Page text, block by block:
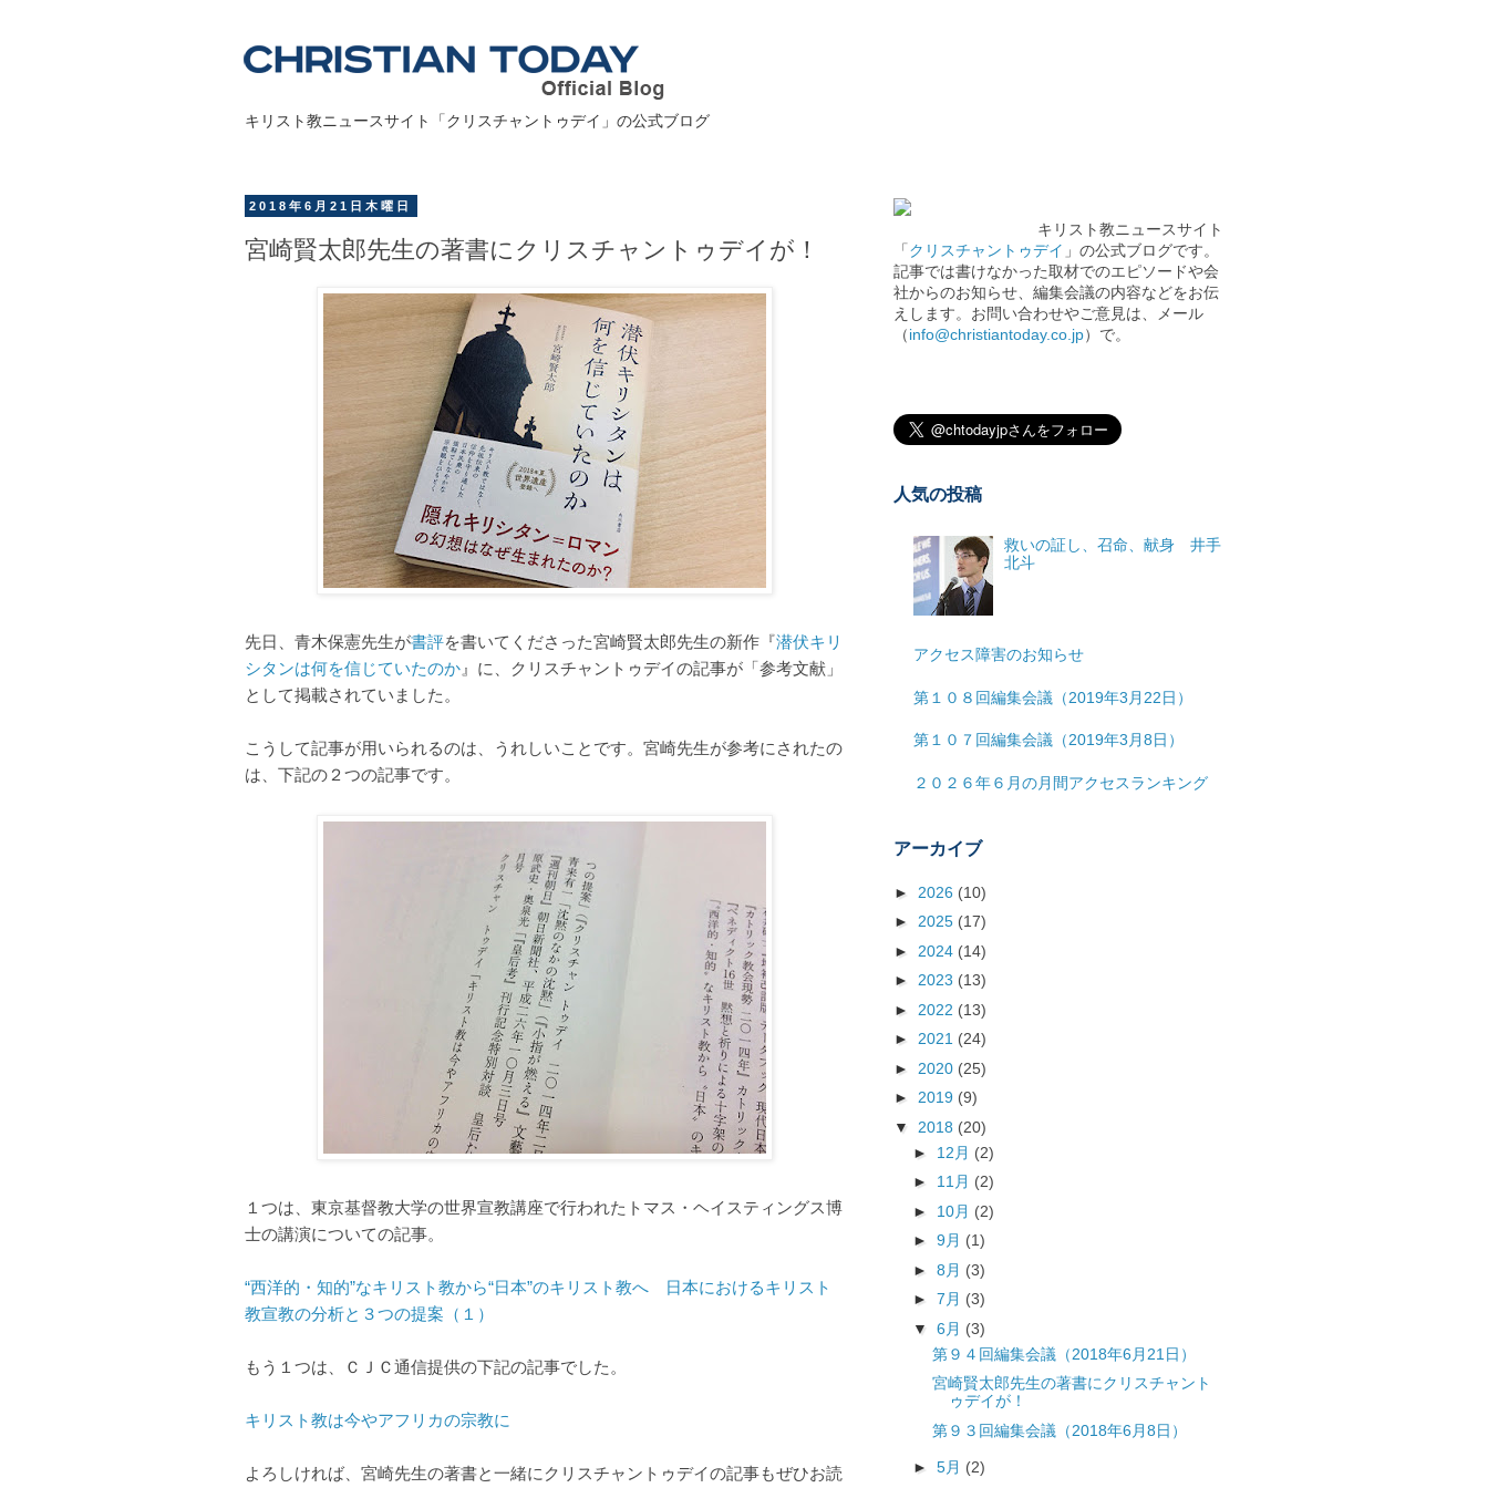
キリスト教ニュースサイト「クリスチャントゥデイ」の公式ブログ
2018年6月21日木曜日
宮崎賢太郎先生の著書にクリスチャントゥデイが！
先日、青木保憲先生が書評を書いてくださった宮崎賢太郎先生の新作『潜伏キリ
シタンは何を信じていたのか 』に、クリスチャントゥデイの記事が「参考文献」
として掲載されていました。
こうして記事が用いられるのは、うれしいことです。宮崎先生が参考にされたの
は、下記の２つの記事です。
１つは、東京基督教大学の世界宣教講座で行われたトマス・ヘイスティングス博
士の講演についての記事。
“西洋的・知的”なキリスト教から“日本”のキリスト教へ 日本におけるキリスト
教宣教の分析と３つの提案（１）
もう１つは、ＣＪＣ通信提供の下記の記事でした。
キリスト教は今やアフリカの宗教に
よろしければ、宮崎先生の著書と一緒にクリスチャントゥデイの記事もぜひお読
キリスト教ニュースサイト
「クリスチャントゥデイ 」の公式ブログです。
記事では書けなかった取材でのエピソードや会
社からのお知らせ、編集会議の内容などをお伝
えします。お問い合わせやご意見は、メール
（info@christiantoday.co.jp）で。
人気の投稿
救いの証し、召命、献身 井手
北斗
アクセス障害のお知らせ
第１０８回編集会議（2019年3月22日）
第１０７回編集会議（2019年3月8日）
２０２６年６月の月間アクセスランキング
アーカイブ
► 2026 (10)
► 2025 (17)
► 2024 (14)
► 2023 (13)
► 2022 (13)
► 2021 (24)
► 2020 (25)
► 2019 (9)
▼ 2018 (20)
► 12月 (2)
► 11月 (2)
► 10月 (2)
► 9月 (1)
► 8月 (3)
► 7月 (3)
▼ 6月 (3)
第９４回編集会議（2018年6月21日）
宮崎賢太郎先生の著書にクリスチャント
ゥデイが！
第９３回編集会議（2018年6月8日）
► 5月 (2)